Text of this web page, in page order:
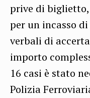
prive di
per un incasso
verbali di
importo
16 casi è stato
Polizia